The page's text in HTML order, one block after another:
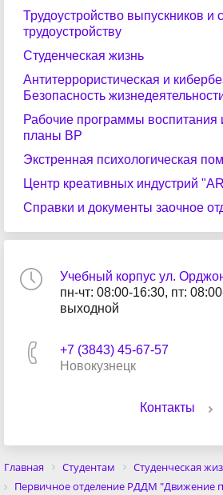
Трудоустройство выпускников и
трудоустройству
Студенческая жизнь
Антитеррористическая и
Безопасность
Рабочие программы воспитания
планы ВР
Экстренная психологическая
Центр креативных индустрий
Справки и документы заочное
Учебный корпус ул.
пн-чт: 08:00-16:30, пт:
выходной
+7 (3843) 45-67-57
Новокузнецк
Контакты
Главная Студентам
Студенческая
Первичное отделение РДДМ "Движение